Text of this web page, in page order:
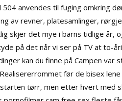
504 anvendes til fuging omkring
av revner, platesamlinger,
skjer det mye i barns tidlige
på det når vi ser på TV at to-
kan du finne på Campen
før de bisex lene
tørr, men etter hvert med